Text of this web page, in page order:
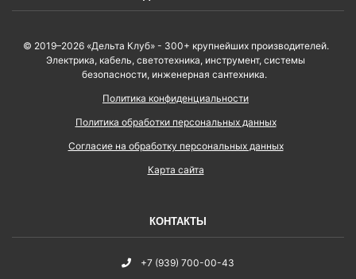
© 2019–2026 «Дельта Клуб» - 300+ крупнейших производителей.
Электрика, кабель, светотехника, инструмент, системы
безопасности, инженерная сантехника.
Политика конфиденциальности
Политика обработки персональных данных
Согласие на обработку персональных данных
Карта сайта
КОНТАКТЫ
+7 (939) 700-00-43